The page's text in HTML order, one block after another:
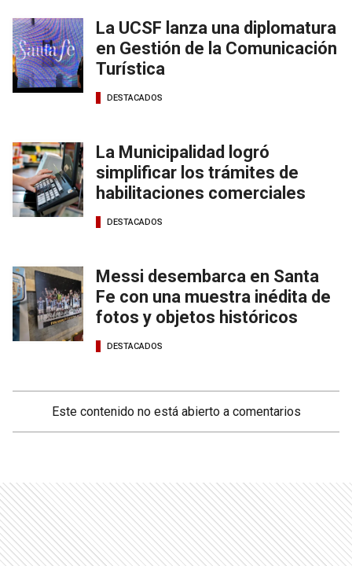
La UCSF lanza una diplomatura
en Gestión de la Comunicación
Turística
DESTACADOS
La Municipalidad logró
simplificar los trámites de
habilitaciones comerciales
DESTACADOS
Messi desembarca en Santa
Fe con una muestra inédita de
fotos y objetos históricos
DESTACADOS
Este contenido no está abierto a comentarios